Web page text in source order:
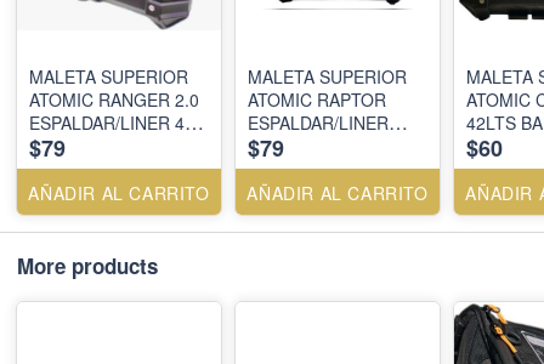
MALETA SUPERIOR
ATOMIC RANGER 2.0
ESPALDAR/LINER 42
LTS - NEGRO - 15 -
$79
AÑADIR AL CARRITO
MALETA SUPERIOR
ATOMIC RAPTOR
ESPALDAR/LINER
42LTS NEGRO
$79
AÑADIR AL CARRITO
MALETA
ATOMIC
42LTS
$60
AÑADIR
More products